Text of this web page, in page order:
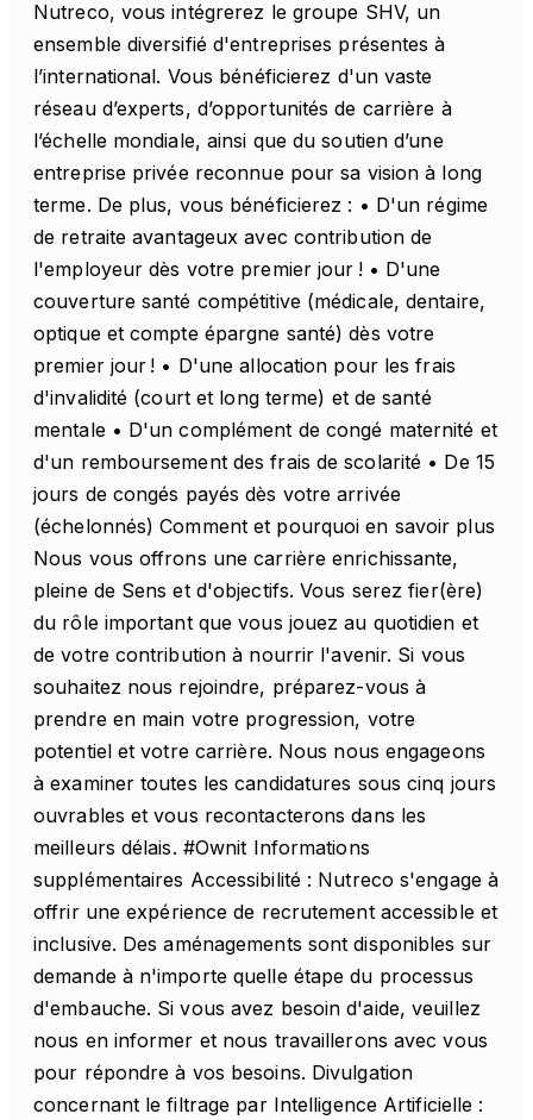
Nutreco, vous intégrerez le groupe SHV, un
ensemble diversifié d'entreprises présentes à
l’international. Vous bénéficierez d'un vaste
réseau d’experts, d’opportunités de carrière à
l’échelle mondiale, ainsi que du soutien d’une
entreprise privée reconnue pour sa vision à long
terme. De plus, vous bénéficierez : • D'un régime
de retraite avantageux avec contribution de
l'employeur dès votre premier jour ! • D'une
couverture santé compétitive (médicale, dentaire,
optique et compte épargne santé) dès votre
premier jour ! • D'une allocation pour les frais
d'invalidité (court et long terme) et de santé
mentale • D'un complément de congé maternité et
d'un remboursement des frais de scolarité • De 15
jours de congés payés dès votre arrivée
(échelonnés) Comment et pourquoi en savoir plus
Nous vous offrons une carrière enrichissante,
pleine de Sens et d'objectifs. Vous serez fier(ère)
du rôle important que vous jouez au quotidien et
de votre contribution à nourrir l'avenir. Si vous
souhaitez nous rejoindre, préparez-vous à
prendre en main votre progression, votre
potentiel et votre carrière. Nous nous engageons
à examiner toutes les candidatures sous cinq jours
ouvrables et vous recontacterons dans les
meilleurs délais. #Ownit Informations
supplémentaires Accessibilité : Nutreco s'engage à
offrir une expérience de recrutement accessible et
inclusive. Des aménagements sont disponibles sur
demande à n'importe quelle étape du processus
d'embauche. Si vous avez besoin d'aide, veuillez
nous en informer et nous travaillerons avec vous
pour répondre à vos besoins. Divulgation
concernant le filtrage par Intelligence Artificielle :